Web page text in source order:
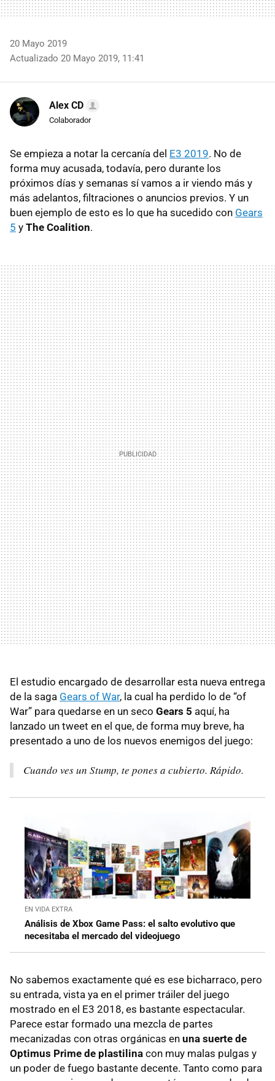
20 Mayo 2019
Actualizado 20 Mayo 2019, 11:41
Alex CD
Colaborador
Se empieza a notar la cercanía del E3 2019. No de
forma muy acusada, todavía, pero durante los
próximos días y semanas sí vamos a ir viendo más y
más adelantos, filtraciones o anuncios previos. Y un
buen ejemplo de esto es lo que ha sucedido con Gears
5 y The Coalition.
El estudio encargado de desarrollar esta nueva entrega
de la saga Gears of War, la cual ha perdido lo de “of
War” para quedarse en un seco Gears 5 aquí, ha
lanzado un tweet en el que, de forma muy breve, ha
presentado a uno de los nuevos enemigos del juego:
Cuando ves un Stump, te pones a cubierto. Rápido.
EN VIDA EXTRA
Análisis de Xbox Game Pass: el salto evolutivo que
necesitaba el mercado del videojuego
No sabemos exactamente qué es ese bicharraco, pero
su entrada, vista ya en el primer tráiler del juego
mostrado en el E3 2018, es bastante espectacular.
Parece estar formado una mezcla de partes
mecanizadas con otras orgánicas en una suerte de
Optimus Prime de plastilina con muy malas pulgas y
un poder de fuego bastante decente. Tanto como para